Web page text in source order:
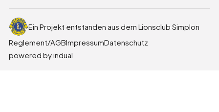
Ein Projekt entstanden aus dem Lionsclub Simplon
Reglement/AGBImpressumDatenschutz
powered by indual